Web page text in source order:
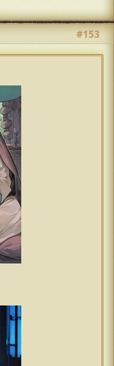
#153